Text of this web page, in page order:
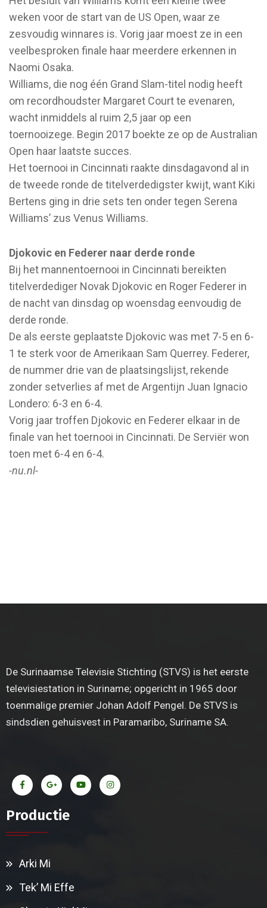
weken voor de start van de US Open, waar ze
zesvoudig winnares is. Vorig jaar moest ze in een
veelbesproken finale haar meerdere erkennen in
Naomi Osaka.
Williams, die nog één Grand Slam-titel nodig heeft
om recordhoudster Margaret Court te evenaren,
wacht inmiddels al ruim 2,5 jaar op een
toernooizege. Begin 2017 boekte ze op de Australian
Open haar laatste succes.
Het toernooi in Cincinnati raakte dinsdagavond al in
de tweede ronde de titelverdedigster kwijt, want Kiki
Bertens ging in drie sets ten onder tegen Serena
Williams’ zus Venus Williams.
Djokovic en Federer naar derde ronde
Bij het mannentoernooi in Cincinnati bereikten
titelverdediger Novak Djokovic en Roger Federer in
de nacht van dinsdag op woensdag eenvoudig de
derde ronde.
De als eerste geplaatste Djokovic was met 7-5 en 6-
1 te sterk voor de Amerikaan Sam Querrey. Federer,
de nummer drie van de plaatsingslijst, rekende
zonder setverlies af met de Argentijn Juan Ignacio
Londero: 6-3 en 6-4.
Vorig jaar troffen Djokovic en Federer elkaar in de
finale van het toernooi in Cincinnati. De Serviër won
toen met 6-4 en 6-4.
-nu.nl-
De Surinaamse Televisie Stichting (STVS) is het eerste
televisiestation in Suriname; opgericht in 1965 door
toenmalige premier Johan Adolf Pengel. De STVS is
sindsdien gehuisvest in Paramaribo, Suriname SA.
Productie
Arki Mi
Tek’ Mi Effe